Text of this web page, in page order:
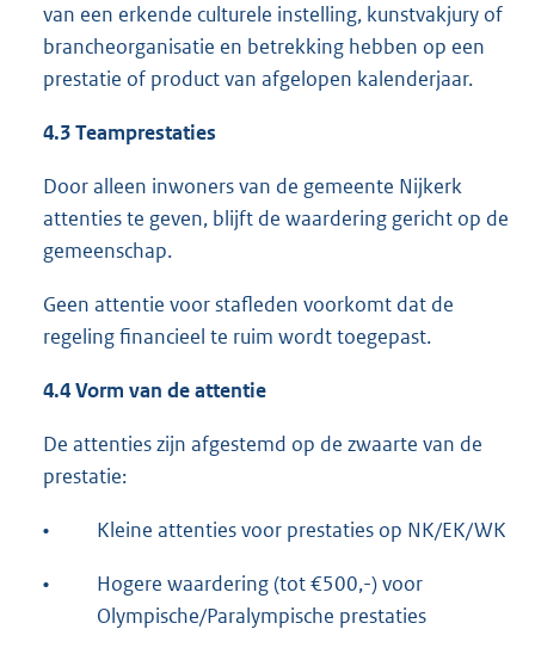
van een erkende culturele instelling, kunstvakjury of
brancheorganisatie en betrekking hebben op een
prestatie of product van afgelopen kalenderjaar.
4.3 Teamprestaties
Door alleen inwoners van de gemeente Nijkerk
attenties te geven, blijft de waardering gericht op de
gemeenschap.
Geen attentie voor stafleden voorkomt dat de
regeling financieel te ruim wordt toegepast.
4.4 Vorm van de attentie
De attenties zijn afgestemd op de zwaarte van de
prestatie:
• Kleine attenties voor prestaties op NK/EK/WK
•
Hogere waardering (tot €500,-) voor
Olympische/Paralympische prestaties